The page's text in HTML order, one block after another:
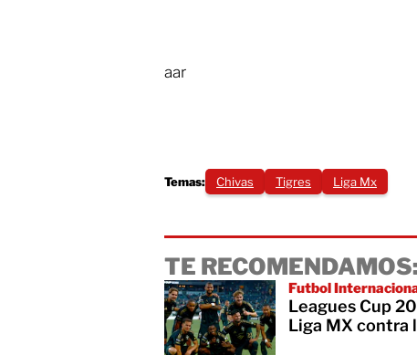
aar
Temas: Chivas Tigres Liga Mx
TE RECOMENDAMOS:
Futbol
Leagues Cup
Liga MX contra